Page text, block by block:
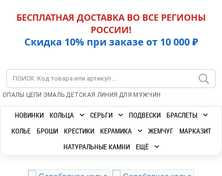
БЕСПЛАТНАЯ ДОСТАВКА ВО ВСЕ РЕГИОНЫ
РОССИИ!
Скидка 10% при заказе от 10 000 ₽
ОПАЛЫ | ЦЕПИ |ЭМАЛЬ|ДЕТСКАЯ ЛИНИЯ |ДЛЯ МУЖЧИН
НОВИНКИ КОЛЬЦА СЕРЬГИ ПОДВЕСКИ
БРАСЛЕТЫ
КОЛЬЕ
БРОШИ КРЕСТИКИ КЕРАМИКА ЖЕМЧУГ
МАРКАЗИТ
НАТУРАЛЬНЫЕ КАМНИ
ЕЩЁ